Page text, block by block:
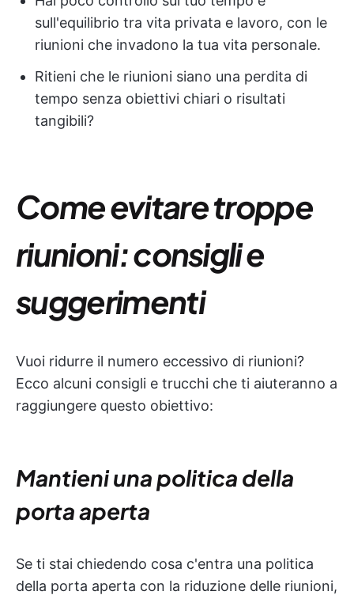
sull'equilibrio tra vita privata e lavoro, con le
riunioni che invadono la tua vita personale.
Ritieni che le riunioni siano una perdita di
tempo senza obiettivi chiari o risultati
tangibili?
Come evitare troppe
riunioni: consigli e
suggerimenti
Vuoi ridurre il numero eccessivo di riunioni?
Ecco alcuni consigli e trucchi che ti aiuteranno a
raggiungere questo obiettivo:
Mantieni una politica della
porta aperta
Se ti stai chiedendo cosa c'entra una politica
della porta aperta con la riduzione delle riunioni,